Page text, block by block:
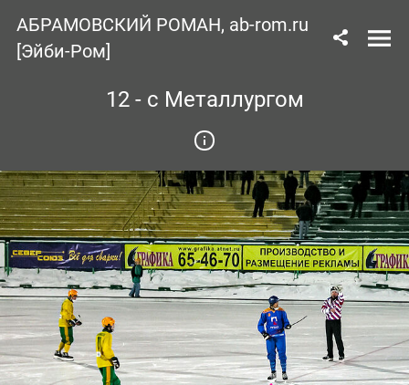
АБРАМОВСКИЙ РОМАН, ab-rom.ru
[Эйби-Ром]
12 - с Металлургом